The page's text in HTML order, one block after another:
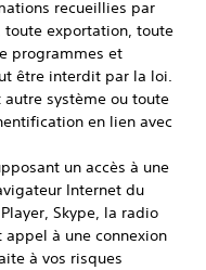
recueillies par
toute exportation, toute
programmes et
être interdit par la loi.
autre système ou toute
en lien avec
un accès à une
Internet du
Skype, la radio
à une connexion
à vos risques